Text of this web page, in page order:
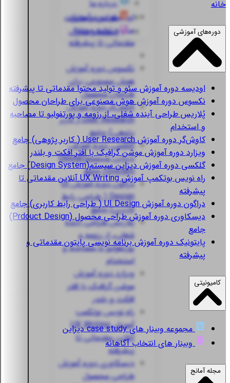
اودیسهدوره آموزش
سئو و تولید محتوا
مقدماتی تا پیشرفته
نکسوسدوره آموزش
هوش مصنوعی برای
طراحان محصول
کاوش‌گردوره آموزش
User Research ( کاربر
پژوهی) جامع
گلکسیدوره آموزش
دیزاین سیستم(Design
System) جامع
دراگون
دوره آموزش UI
Design ( طراحی رابط
کاربری) جامع
پُلاریسطراحی آینده
شغلی، از رزومه و
پورتفولیو تا مصاحبه و
استخدام
ویزارددوره آموزش
موشن گرافیک با افتر
افکت و بلندر
راه نویسبوتکمپ
آموزش UX Writing
آنلاین مقدماتی تا
پیشرفته
دیسکاوریدوره آموزش
طراحی محصول
درباره ما
قوانین و مقررات
استعلام مدارک
خانه
دوره‌های آموزشی
اودیسهدوره آموزش سئو و تولید محتوا مقدماتی تا پیشرفته
نکسوسدوره آموزش هوش مصنوعی برای طراحان محصول
پُلاریسطراحی آینده شغلی، از رزومه و پورتفولیو تا مصاحبه
و استخدام
کاوش‌گردوره آموزش User Research ( کاربر پژوهی) جامع
ویزارددوره آموزش موشن گرافیک با افتر افکت و بلندر
گلکسیدوره آموزش دیزاین سیستم(Design System) جامع
راه نویس
بوتکمپ آموزش UX Writing آنلاین مقدماتی تا
پیشرفته
دراگوندوره آموزش UI Design ( طراحی رابط کاربری) جامع
دیسکاوری
دوره آموزش طراحی محصول (Prdouct Design)
جامع
پایتونیکدوره آموزش برنامه نویسی پایتون مقدماتی و
پیشرفته
کامیونیتی
مجموعه وبینار های case study دیزاین
وبینار های انتخاب آگاهانه
مجله آمانج